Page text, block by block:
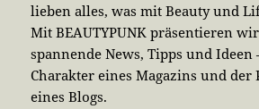
lieben alles, was mit Beauty und
Mit BEAUTYPUNK präsentieren
spannende News, Tipps und Ideen
Charakter eines Magazins und der
eines Blogs.